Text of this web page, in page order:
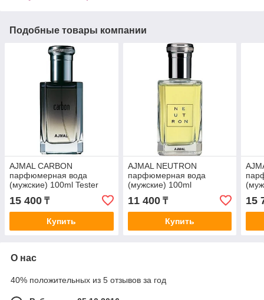
Подобные товары компании
AJMAL CARBON
парфюмерная вода
(мужские) 100ml Tester
15 400 ₸
Купить
AJMAL NEUTRON
парфюмерная вода
(мужские) 100ml
11 400₸
Купить
15
О нас
40% положительных из 5 отзывов за год